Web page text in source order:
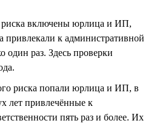
риска включены юрлица и ИП,
привлекали к административной
один раз. Здесь проверки
риска попали юрлица и ИП, в
лет привлечённые к
пять раз и более. Их